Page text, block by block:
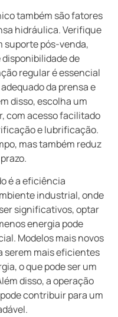
também são fatores
hidráulica. Verifique
suporte pós-venda,
de
regular é essencial
da prensa e
disso, escolha um
com acesso facilitado
e lubrificação.
mas também reduz
é a eficiência
industrial, onde
significativos, optar
energia pode
Modelos mais novos
serem mais eficientes
o que pode ser um
disso, a operação
contribuir para um